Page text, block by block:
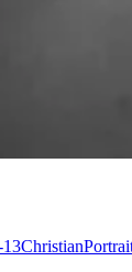
13Author
ChristianPosted